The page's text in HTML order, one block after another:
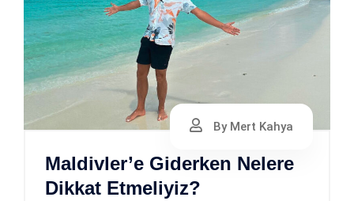
By Mert Kahya
Maldivler’e Giderken Nelere
Dikkat Etmeliyiz?